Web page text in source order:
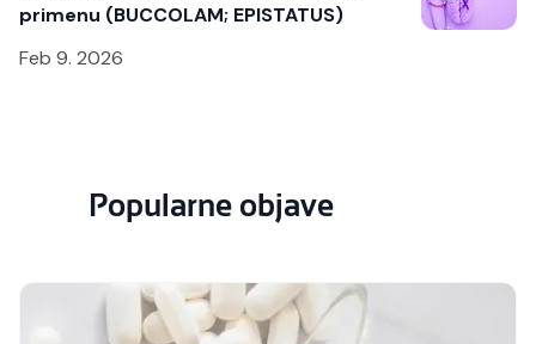
primenu (BUCCOLAM; EPISTATUS)
Feb 9. 2026
Popularne objave